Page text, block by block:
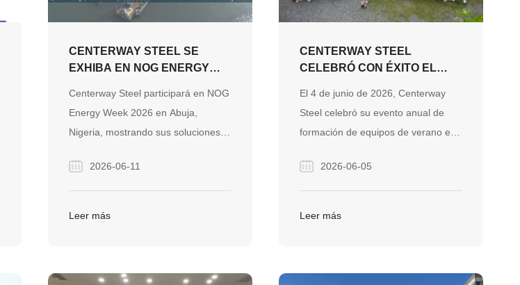
CENTERWAY STEEL SE
EXHIBA EN NOG ENERGY
VISIT US AT BOOTH F13
Centerway Steel participará en NOG
Energy Week 2026 en Abuja,
Nigeria, mostrando sus soluciones
en Booth F13. Los visitantes están
invitados a explorar nuestras
tuberías de acero, accesorios,
2026-06-11
Leer más
CENTERWAY STEEL
CELEBRÓ CON ÉXITO EL
EQUIPOS DE VERANO 2026
EN YINSHAN MANOR
El 4 de junio de 2026, Centerway
Steel celebró su evento anual de
formación de equipos de verano en
través de juegos interactivos,
desafíos creativos en equipo,
actividades recreativas y una
2026-06-05
Leer más